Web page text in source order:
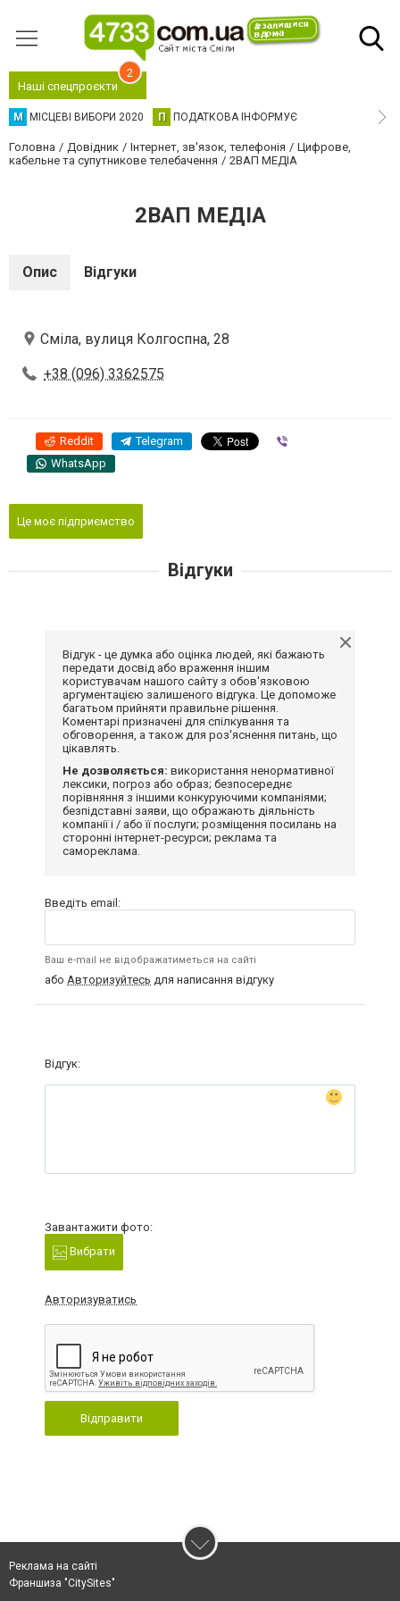
Наші спецпроєкти
2
М МІСЦЕВІ ВИБОРИ 2020 П ПОДАТКОВА ІНФОРМУЄ
Головна Довідник Інтернет, зв'язок, телефонія
Цифрове,
кабельне та супутникове телебачення
2ВАП МЕДІА
2ВАП МЕДІА
Опис Відгуки
Сміла, вулиця Колгоспна, 28
+38 (096) 3362575
Reddit Telegram
WhatsApp
Це моє підприємство
Відгуки
Відгук - це думка або оцінка людей, які бажають
передати досвід або враження іншим
користувачам нашого сайту з обов'язковою
аргументацією залишеного відгука. Це допоможе
багатьом прийняти правильне рішення.
Коментарі призначені для спілкування та
обговорення, а також для роз'яснення питань, що
цікавлять.
Не дозволяється: використання ненормативної
лексики, погроз або образ; безпосереднє
порівняння з іншими конкуруючими компаніями;
безпідставні заяви, що ображають діяльність
компанії і / або її послуги; розміщення посилань на
сторонні інтернет-ресурси; реклама та
самореклама.
Введіть email:
Ваш e-mail не відображатиметься на сайті
або Авторизуйтесь для написання відгуку
Відгук:
Завантажити фото:
Вибрати
Авторизуватись
Відправити
Реклама на сайті
Франшиза "CitySites"